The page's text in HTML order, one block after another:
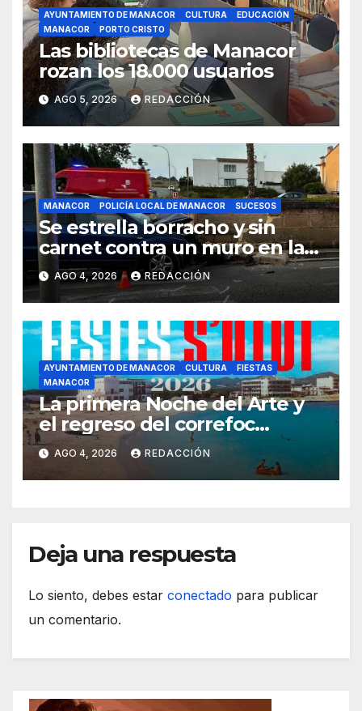
AYUNTAMIENTO DE MANACOR CULTURA
EDUCACIÓN
MANACOR
PORTO CRISTO
Las bibliotecas de Manacor
rozan los 18.000 usuarios
AGO 5, 2026 REDACCIÓN
MANACOR POLICÍA LOCAL DE MANACOR SUCESOS
Se estrella borracho y sin
carnet contra un muro en la
ronda del Port de Manacor y
lo destroza
AGO 4, 2026 REDACCIÓN
AYUNTAMIENTO DE MANACOR CULTURA
FIESTAS
MANACOR
La primera Noche del Arte y
el regreso del correfoc
marcan las Fiestas de Verano
de S’Illot 2026
AGO 4, 2026 REDACCIÓN
Deja una respuesta
Lo siento, debes estar conectado para publicar
un comentario.